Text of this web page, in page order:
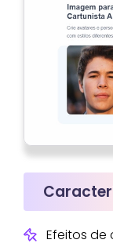
Efeitos